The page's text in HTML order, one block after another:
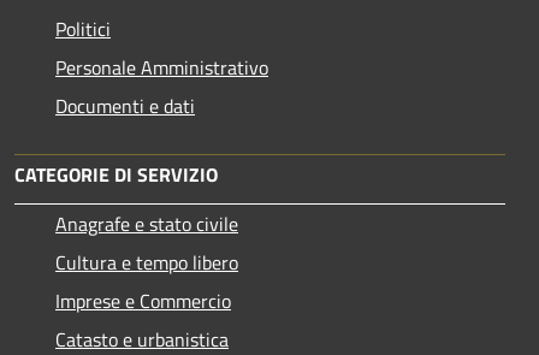
Politici
Personale Amministrativo
Documenti e dati
CATEGORIE DI SERVIZIO
Anagrafe e stato civile
Cultura e tempo libero
Imprese e Commercio
Catasto e urbanistica